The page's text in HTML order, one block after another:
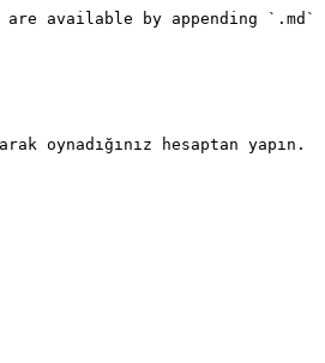
available by appending `.md`
oynadığınız hesaptan yapın.